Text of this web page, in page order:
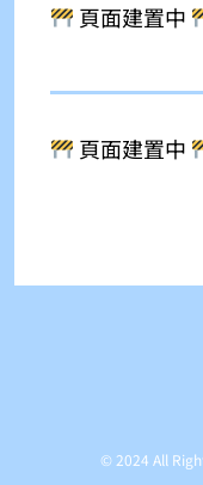
頁面建置中
頁面建置中
© 2024 All